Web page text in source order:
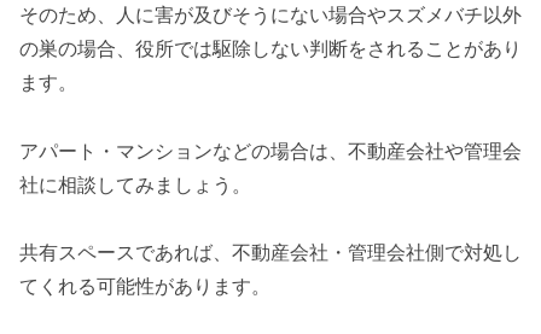
そのため、人に害が及びそうにない場合やスズメバチ以外
の巣の場合、役所では駆除しない判断をされることがあり
ます。
アパート・マンションなどの場合は、不動産会社や管理会
社に相談してみましょう。
共有スペースであれば、不動産会社・管理会社側で対処し
てくれる可能性があります。